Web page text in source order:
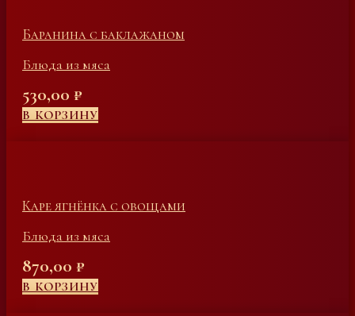
Баранина с баклажаном
Блюда из мяса
530,00 ₽
В КОРЗИНУ
Каре ягнёнка с овощами
Блюда из мяса
870,00 ₽
В КОРЗИНУ